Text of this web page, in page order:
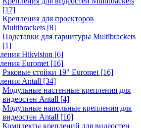
[17]
Крепления для проекторов
Multibrackets [8]
Подставки для гарнитуры Multibrackets
[1]
Hikvision [6]
Euromet [16]
Рэковые стойки 19" Euromet [16]
Antall [34]
Модульные настенные крепления для
видеостен Antall [4]
Модульные напольные крепления для
видеостен Antall [10]
Комплекты креплений для видеостен